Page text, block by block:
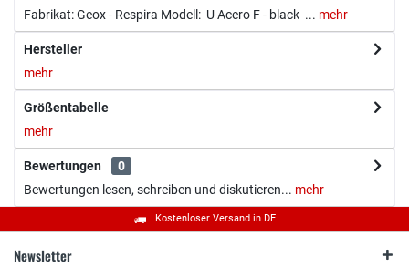
Fabrikat: Geox - Respira Modell: U Acero F - black ... mehr
Hersteller
mehr
Größentabelle
mehr
Bewertungen
0
Bewertungen lesen, schreiben und diskutieren... mehr
Kostenloser Versand in DE
Newsletter